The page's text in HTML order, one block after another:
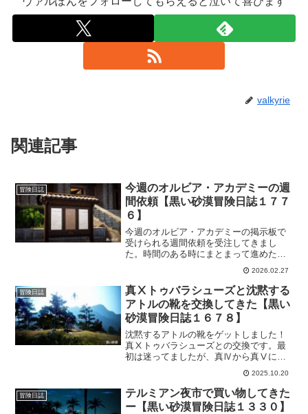
valkyrie
関連記事
冒険日誌
今週のオルビア・アカデミーの週
間依頼【黒い砂漠冒険日誌１７７
６】
今週のオルビア・アカデミーの掲示板で
受けられる週間依頼を受注してきまし
た。時間のある時にまとまって進めたい
ので、とりあえず受注だけ。毎週、ラン
ダムってのが楽しくて「今週はどの依頼
かな？」も楽しみの一つになってきまし
た。
2026.02.27
冒険日誌
真Ⅹトゥバラシューズと沈黙する
アトルの靴を交換してきた【黒い
砂漠冒険日誌１６７８】
沈黙するアトルの靴をゲットしました！
真Ⅹトゥバラシューズとの交換です。最
初は迷ってましたが、真Ⅳから真Ⅴにす
るのが大変で心が折れたので、まだ気が
楽な方に流れてしまった…。けど、ゲー
ムを進めるという意味では選択は間違っ
てないと思ってます。
2025.10.20
冒険日誌
テルミアン夜市で買い物してきた
ー【黒い砂漠冒険日誌１３３０】